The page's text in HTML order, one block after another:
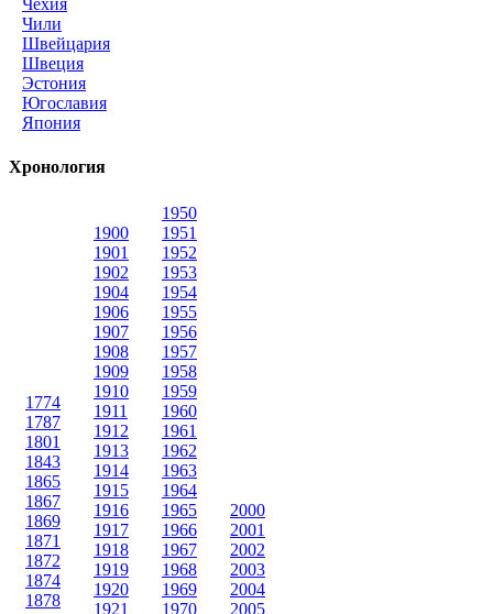
Чехия
Чили
Швейцария
Швеция
Эстония
Югославия
Япония
Хронология
1774
1787
1801
1843
1865
1867
1869
1871
1872
1874
1878
1900
1901
1902
1904
1906
1907
1908
1909
1910
1911
1912
1913
1914
1915
1916
1917
1918
1919
1920
1921
1950
1951
1952
1953
1954
1955
1956
1957
1958
1959
1960
1961
1962
1963
1964
1965
1966
1967
1968
1969
1970
2000
2001
2002
2003
2004
2005